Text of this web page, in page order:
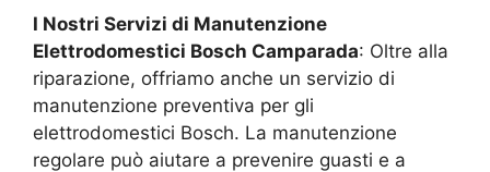
I Nostri Servizi di Manutenzione
Elettrodomestici Bosch Camparada: Oltre alla
riparazione, offriamo anche un servizio di
manutenzione preventiva per gli
elettrodomestici Bosch. La manutenzione
regolare può aiutare a prevenire guasti e a